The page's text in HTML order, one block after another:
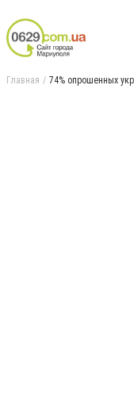
Главная 74% опрошенных